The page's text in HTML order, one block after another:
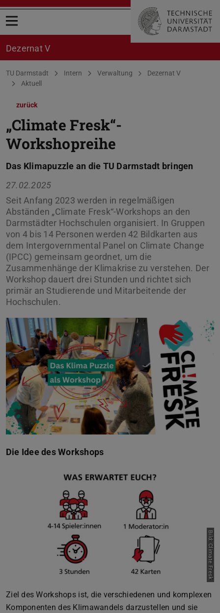
Menü öffnen
Dezernat V
Sie befinden sich hier:
TU Darmstadt Intern Verwaltung
Dezernat V
Aktuell
zurück
„Climate Fresk“-
Workshopreihe
Das Klimapuzzle an die TU Darmstadt bringen
27.02.2025
Seit Anfang 2023 werden in regelmäßigen
Abständen „Climate Fresk“-Workshops an den
Darmstädter Hochschulen organisiert. In Gruppen
von 4 bis 14 Personen werden 42 Bildkarten aus
dem Intergovernmental Panel on Climate Change
(IPCC) gemeinsam geordnet, um die
Zusammenhänge der Klimakrise zu verstehen. Der
Workshop dauert drei Stunden und richtet sich
primär an Studierende und Mitarbeitende der
Hochschulen.
Die Idee des Workshops
Bild: Climate Fresk
Ziel des Workshops ist, die verschiedenen und komplexen
Komponenten des Klimawandels darzustellen und sie